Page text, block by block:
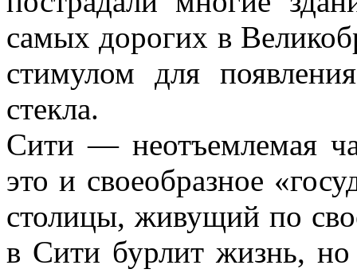
самых дорогих в
стимулом для
стекла.
Сити — неотъемлемая
это и своеобразное
столицы, живущий по
в Сити бурлит жизнь, но